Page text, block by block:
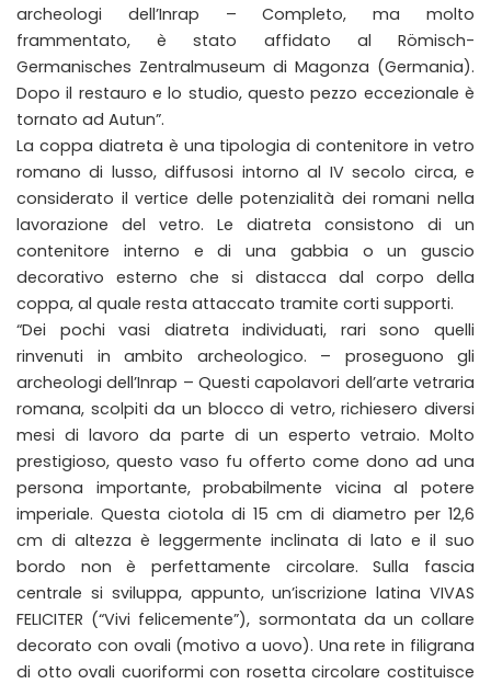
archeologi dell’Inrap – Completo, ma molto
frammentato, è stato affidato al Römisch-
Germanisches Zentralmuseum di Magonza (Germania).
Dopo il restauro e lo studio, questo pezzo eccezionale è
tornato ad Autun”.
La coppa diatreta è una tipologia di contenitore in vetro
romano di lusso, diffusosi intorno al IV secolo circa, e
considerato il vertice delle potenzialità dei romani nella
lavorazione del vetro. Le diatreta consistono di un
contenitore interno e di una gabbia o un guscio
decorativo esterno che si distacca dal corpo della
coppa, al quale resta attaccato tramite corti supporti.
“Dei pochi vasi diatreta individuati, rari sono quelli
rinvenuti in ambito archeologico. – proseguono gli
archeologi dell’Inrap – Questi capolavori dell’arte vetraria
romana, scolpiti da un blocco di vetro, richiesero diversi
mesi di lavoro da parte di un esperto vetraio. Molto
prestigioso, questo vaso fu offerto come dono ad una
persona importante, probabilmente vicina al potere
imperiale. Questa ciotola di 15 cm di diametro per 12,6
cm di altezza è leggermente inclinata di lato e il suo
bordo non è perfettamente circolare. Sulla fascia
centrale si sviluppa, appunto, un’iscrizione latina VIVAS
FELICITER (“Vivi felicemente”), sormontata da un collare
decorato con ovali (motivo a uovo). Una rete in filigrana
di otto ovali cuoriformi con rosetta circolare costituisce